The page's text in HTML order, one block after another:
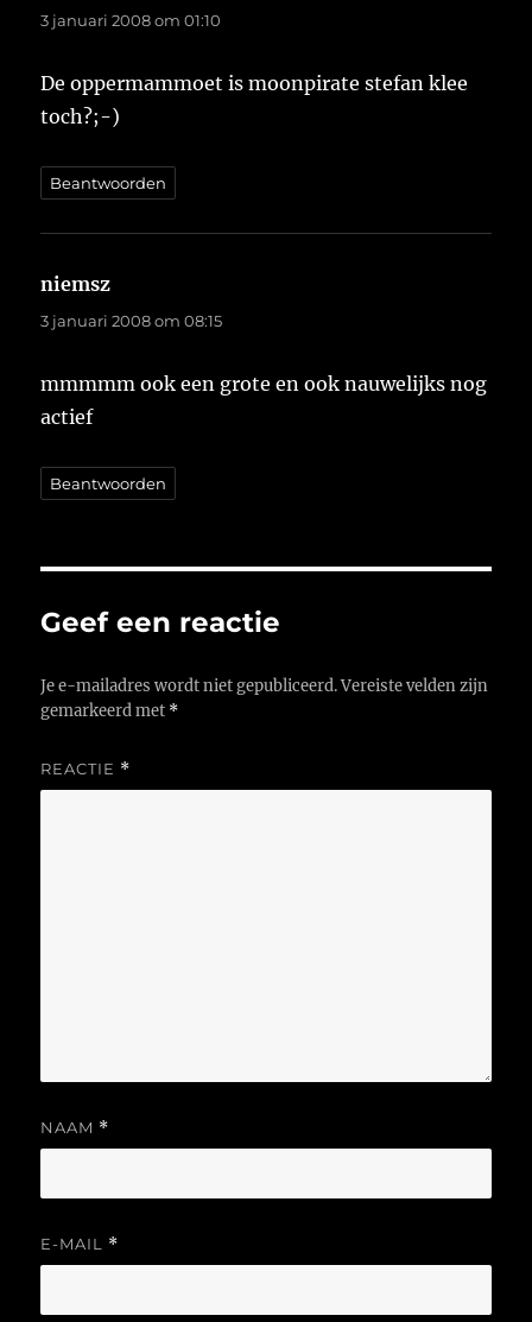
3 januari 2008 om 01:10
De oppermammoet is moonpirate stefan klee
toch?;-)
Beantwoorden
niemsz
3 januari 2008 om 08:15
mmmmm ook een grote en ook nauwelijks nog
actief
Beantwoorden
Geef een reactie
Je e-mailadres wordt niet gepubliceerd. Vereiste velden zijn
gemarkeerd met *
REACTIE *
NAAM *
E-MAIL *